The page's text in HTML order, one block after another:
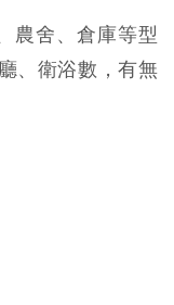
農舍、倉庫等型
、衛浴數，有無